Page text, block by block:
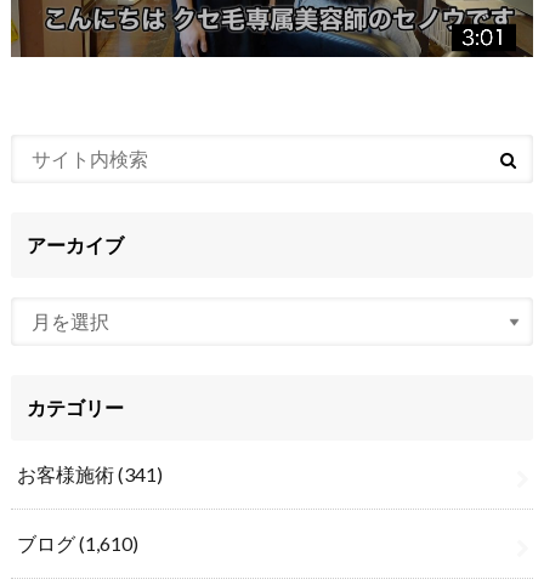
アーカイブ
カテゴリー
お客様施術(341)
ブログ(1,610)